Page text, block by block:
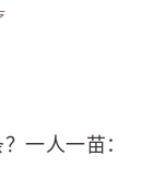
一人一苗：